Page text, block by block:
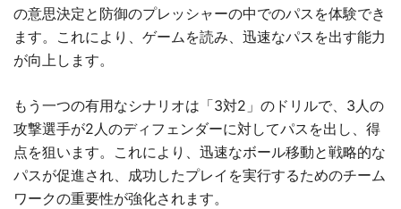
の意思決定と防御のプレッシャーの中でのパスを体験でき
ます。これにより、ゲームを読み、迅速なパスを出す能力
が向上します。
もう一つの有用なシナリオは「3対2」のドリルで、3人の
攻撃選手が2人のディフェンダーに対してパスを出し、得
点を狙います。これにより、迅速なボール移動と戦略的な
パスが促進され、成功したプレイを実行するためのチーム
ワークの重要性が強化されます。